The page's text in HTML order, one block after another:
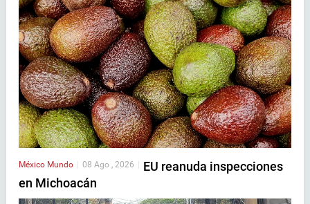
México Mundo | 08 Ago , 2026 | EU reanuda inspecciones
en Michoacán